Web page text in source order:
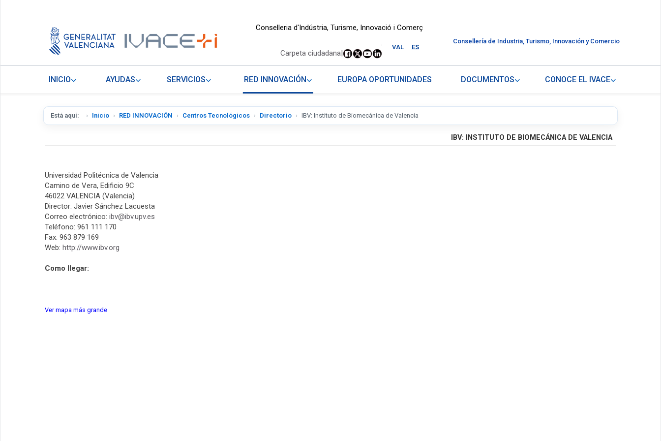
Conselleria d'Indústria, Turisme, Innovació i Comerç
VAL ES
.
Carpeta ciudadana|
Consellería de Industria, Turismo, Innovación y Comercio
INICIO AYUDAS SERVICIOS RED INNOVACIÓN EUROPA OPORTUNIDADES DOCUMENTOS CONOCE EL IVACE
Está aquí: Inicio RED INNOVACIÓN Centros Tecnológicos Directorio IBV: Instituto de Biomecánica de Valencia
IBV: INSTITUTO DE BIOMECÁNICA DE VALENCIA
Universidad Politécnica de Valencia
Camino de Vera, Edificio 9C
46022 VALENCIA (Valencia)
Director: Javier Sánchez Lacuesta
Correo electrónico: ibv@ibv.upv.es
Teléfono: 961 111 170
Fax: 963 879 169
Web: http://www.ibv.org
Como llegar:
Ver mapa más grande